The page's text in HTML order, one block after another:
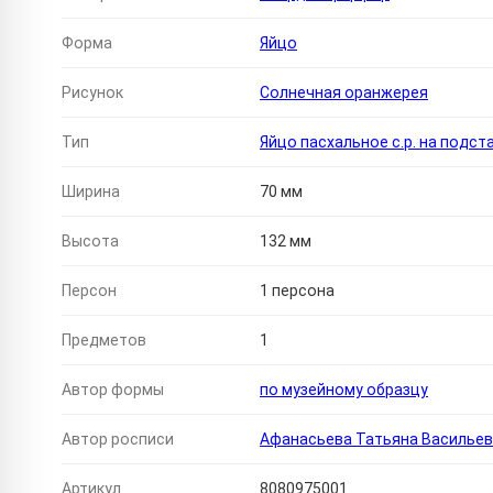
Форма Яйцо
Рисунок Солнечная оранжерея
Тип Яйцо пасхальное с.р. на
Ширина 70 мм
Высота 132 мм
Персон 1 персона
Предметов 1
Автор формы по музейному образцу
Автор росписи Афанасьева Татьяна
Артикул 8080975001